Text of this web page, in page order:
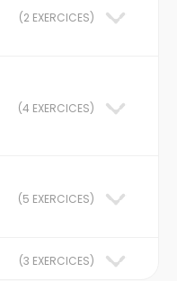
(2 EXERCICES)
(4 EXERCICES)
(5 EXERCICES)
(3 EXERCICES)